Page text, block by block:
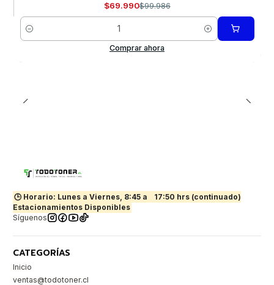
$69.990$99.986
Cantidad
Comprar ahora
🕒 Horario: Lunes a Viernes, 8:45 a
17:50 hrs (continuado)
Estacionamientos Disponibles
Síguenos
CATEGORÍAS
Inicio
ventas@todotoner.cl